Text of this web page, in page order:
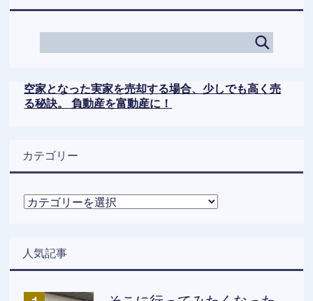
空家となった実家を売却する場合、少しでも高く売
る秘訣。 負動産を富動産に！
カテゴリー
カ
ー
人気記事